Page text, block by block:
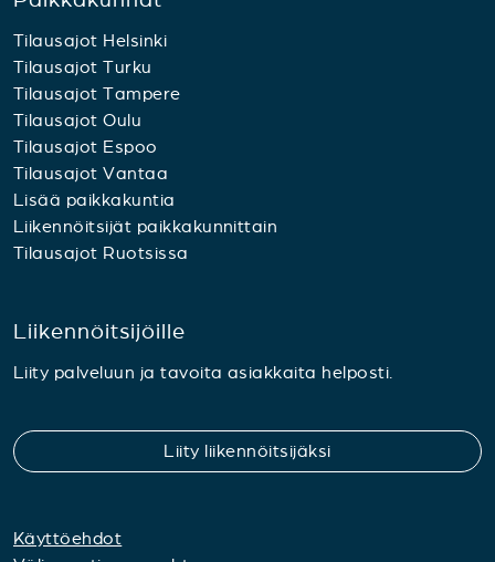
Tilausajot Helsinki
Tilausajot Turku
Tilausajot Tampere
Tilausajot Oulu
Tilausajot Espoo
Tilausajot Vantaa
Lisää paikkakuntia
Liikennöitsijät paikkakunnittain
Tilausajot Ruotsissa
Liikennöitsijöille
Liity palveluun ja tavoita asiakkaita helposti.
Liity liikennöitsijäksi
Käyttöehdot